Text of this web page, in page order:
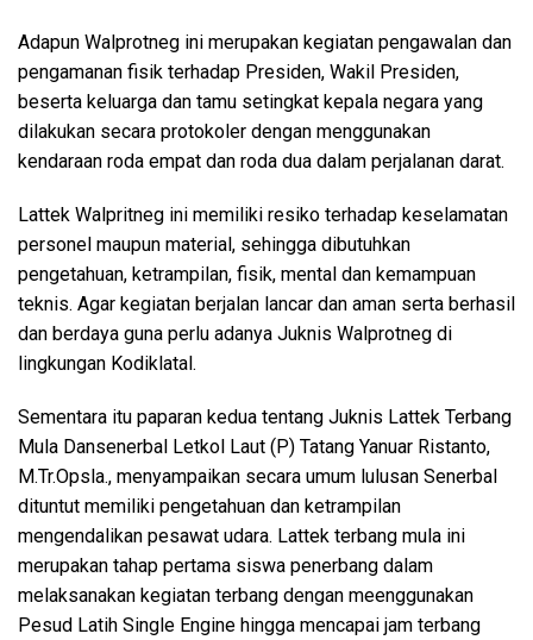
Adapun Walprotneg ini merupakan kegiatan pengawalan dan
pengamanan fisik terhadap Presiden, Wakil Presiden,
beserta keluarga dan tamu setingkat kepala negara yang
dilakukan secara protokoler dengan menggunakan
kendaraan roda empat dan roda dua dalam perjalanan darat.
Lattek Walpritneg ini memiliki resiko terhadap keselamatan
personel maupun material, sehingga dibutuhkan
pengetahuan, ketrampilan, fisik, mental dan kemampuan
teknis. Agar kegiatan berjalan lancar dan aman serta berhasil
dan berdaya guna perlu adanya Juknis Walprotneg di
lingkungan Kodiklatal.
Sementara itu paparan kedua tentang Juknis Lattek Terbang
Mula Dansenerbal Letkol Laut (P) Tatang Yanuar Ristanto,
M.Tr.Opsla., menyampaikan secara umum lulusan Senerbal
dituntut memiliki pengetahuan dan ketrampilan
mengendalikan pesawat udara. Lattek terbang mula ini
merupakan tahap pertama siswa penerbang dalam
melaksanakan kegiatan terbang dengan meenggunakan
Pesud Latih Single Engine hingga mencapai jam terbang